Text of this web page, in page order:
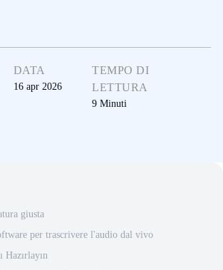
DATA
16 apr 2026
TEMPO DI
LETTURA
9 Minuti
giusta
per trascrivere l'audio dal vivo
Hazırlayın